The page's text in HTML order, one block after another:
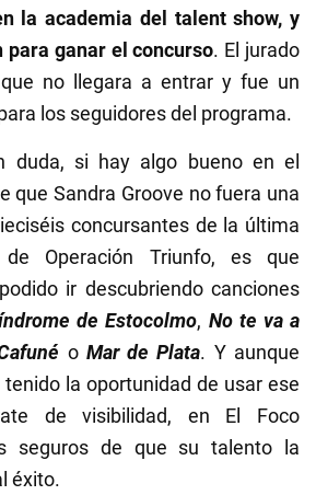
la academia del talent show, y
para ganar el concurso. El jurado
no llegara a entrar y fue un
los seguidores del programa.
duda, si hay algo bueno en el
que Sandra Groove no fuera una
concursantes de la última
de Operación Triunfo, es que
ir descubriendo canciones
de Estocolmo, No te va a
o Mar de Plata. Y aunque
tenido la oportunidad de usar ese
de visibilidad, en El Foco
seguros de que su talento la
éxito.